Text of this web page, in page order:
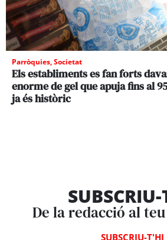
Parròquies,Societat
Els establiments es fan forts
enorme de gel que apuja fins al
ja és històric
De la redacció al
SUBSCRIU-T'HI